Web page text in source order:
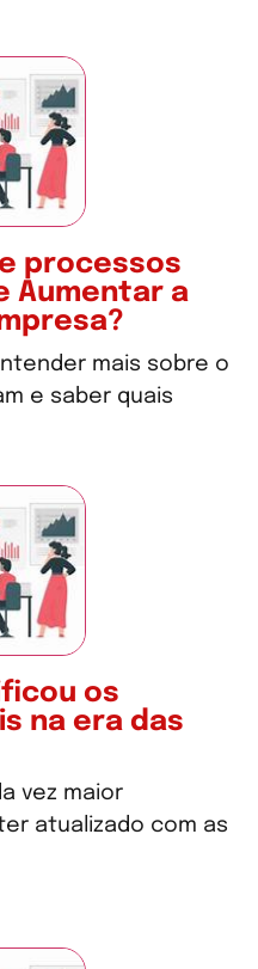
processos
Aumentar a
mais sobre o
e saber quais
os
na era das
vez maior
atualizado com as